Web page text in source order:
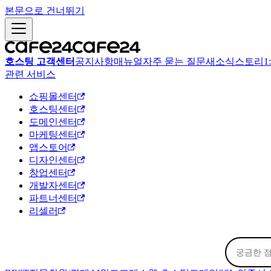
본문으로 건너뛰기
호스팅 고객센터 공지사항매뉴얼자주 묻는 질문새소식스토리
관련 서비스
쇼핑몰센터
호스팅센터
도메인센터
마케팅센터
앱스토어
디자인센터
창업센터
개발자센터
파트너센터
리셀러